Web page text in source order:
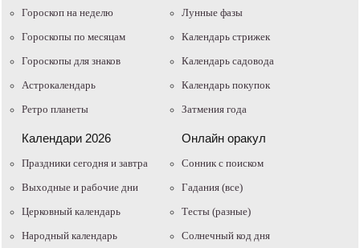
Гороскоп на неделю
Гороскопы по месяцам
Гороскопы для знаков
Астрокалендарь
Ретро планеты
Лунные фазы
Календарь стрижек
Календарь садовода
Календарь покупок
Затмения года
Календари 2026
Праздники сегодня и завтра
Выходные и рабочие дни
Церковный календарь
Народный календарь
Онлайн оракул
Cонник с поиском
Гадания (все)
Тесты (разные)
Солнечный код дня